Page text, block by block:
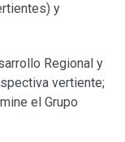
y
Regional y
vertiente;
el Grupo